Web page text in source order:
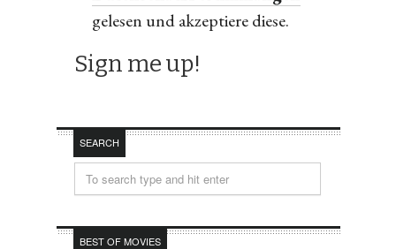
gelesen und akzeptiere diese.
SEARCH
BEST OF MOVIES